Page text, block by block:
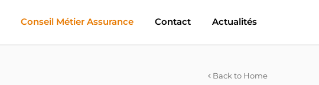
Conseil Métier Assurance Contact Actualités
Back to Home